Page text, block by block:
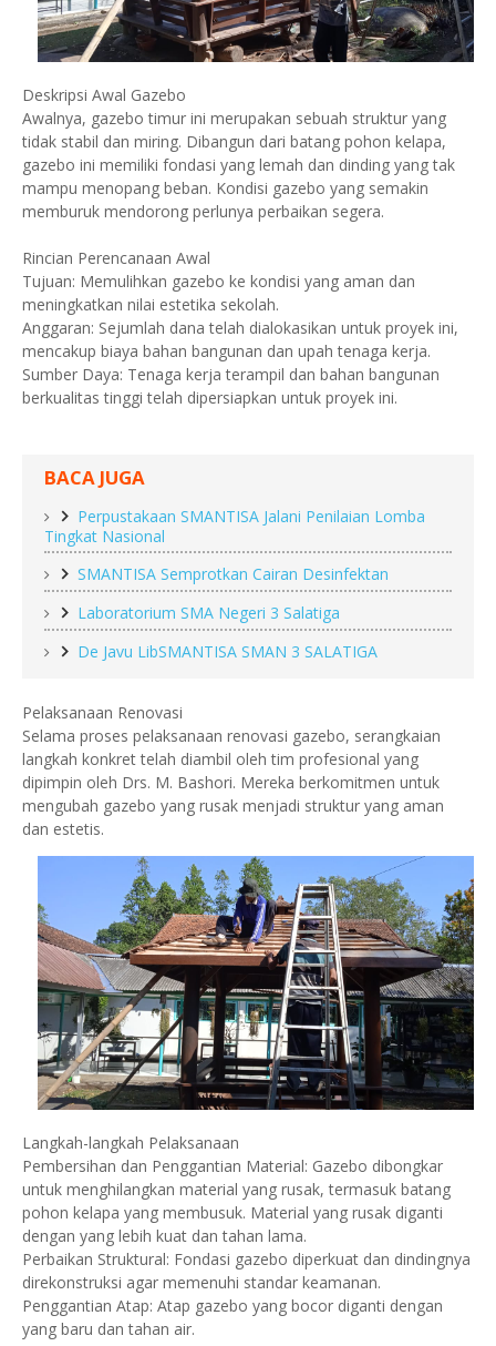
Deskripsi Awal Gazebo
Awalnya, gazebo timur ini merupakan sebuah struktur yang
tidak stabil dan miring. Dibangun dari batang pohon kelapa,
gazebo ini memiliki fondasi yang lemah dan dinding yang tak
mampu menopang beban. Kondisi gazebo yang semakin
memburuk mendorong perlunya perbaikan segera.
Rincian Perencanaan Awal
Tujuan: Memulihkan gazebo ke kondisi yang aman dan
meningkatkan nilai estetika sekolah.
Anggaran: Sejumlah dana telah dialokasikan untuk proyek ini,
mencakup biaya bahan bangunan dan upah tenaga kerja.
Sumber Daya: Tenaga kerja terampil dan bahan bangunan
berkualitas tinggi telah dipersiapkan untuk proyek ini.
BACA JUGA
Perpustakaan SMANTISA Jalani Penilaian Lomba
Tingkat Nasional
SMANTISA Semprotkan Cairan Desinfektan
Laboratorium SMA Negeri 3 Salatiga
De Javu LibSMANTISA SMAN 3 SALATIGA
Pelaksanaan Renovasi
Selama proses pelaksanaan renovasi gazebo, serangkaian
langkah konkret telah diambil oleh tim profesional yang
dipimpin oleh Drs. M. Bashori. Mereka berkomitmen untuk
mengubah gazebo yang rusak menjadi struktur yang aman
dan estetis.
Langkah-langkah Pelaksanaan
Pembersihan dan Penggantian Material: Gazebo dibongkar
untuk menghilangkan material yang rusak, termasuk batang
pohon kelapa yang membusuk. Material yang rusak diganti
dengan yang lebih kuat dan tahan lama.
Perbaikan Struktural: Fondasi gazebo diperkuat dan dindingnya
direkonstruksi agar memenuhi standar keamanan.
Penggantian Atap: Atap gazebo yang bocor diganti dengan
yang baru dan tahan air.